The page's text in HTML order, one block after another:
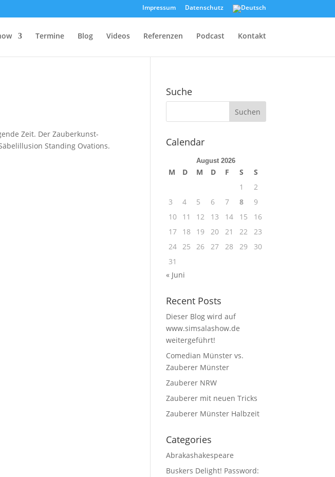
Impressum Datenschutz
Termine Blog Videos Referenzen Podcast Kontakt
Zeit. Der Zauberkunst-
Standing Ovations.
Suche
Calendar
August 2026
M D M D F S
S
1
2
3
4 5 6 7 8
9
10
11 12 13 14 15
16
17
18 19 20 21 22
23
24 25 26 27 28 29
30
31
« Juni
Recent Posts
Dieser Blog wird auf
www.simsalashow.de
weitergeführt!
Comedian Münster vs.
Zauberer Münster
Zauberer NRW
Zauberer mit neuen Tricks
Zauberer Münster Halbzeit
Categories
Abrakashakespeare
Buskers Delight! Password: